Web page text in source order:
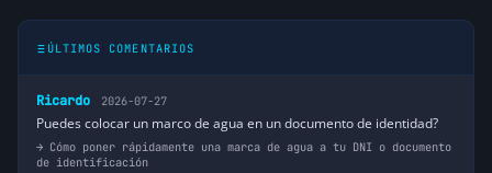
ÚLTIMOS COMENTARIOS
Ricardo 2026-07-27
Puedes colocar un marco de agua en un documento de identidad?
Cómo poner rápidamente una marca de agua a tu DNI o documento
de identificación